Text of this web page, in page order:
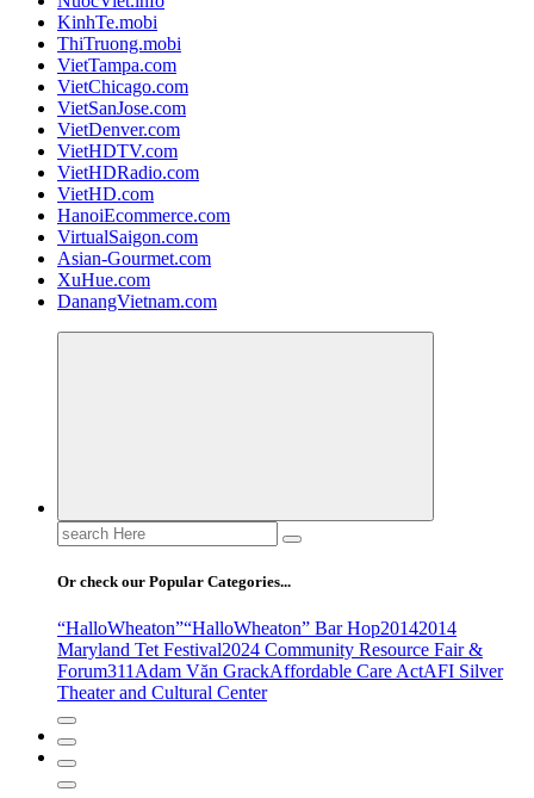
KinhTe.mobi
ThiTruong.mobi
VietTampa.com
VietChicago.com
VietSanJose.com
VietDenver.com
VietHDTV.com
VietHDRadio.com
VietHD.com
HanoiEcommerce.com
VirtualSaigon.com
Asian-Gourmet.com
XuHue.com
DanangVietnam.com
Search
for:
Or check our Popular Categories...
“HalloWheaton”“HalloWheaton” Bar Hop20142014
Maryland Tet Festival2024 Community Resource Fair &
Forum311 Adam Văn GrackAffordable Care ActAFI Silver
Theater and Cultural Center